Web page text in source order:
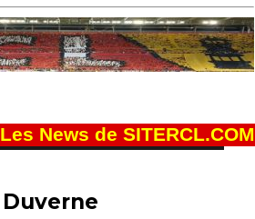
Les News de SITERCL.COM
Duverne